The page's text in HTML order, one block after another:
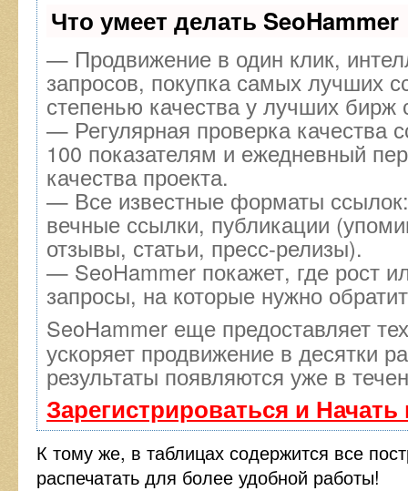
Что умеет делать SeoHammer
— Продвижение в один клик,
запросов, покупка самых лучших
степенью качества у лучших бирж
— Регулярная проверка качества
100 показателям и ежедневный
качества проекта.
— Все известные форматы
вечные ссылки, публикации
отзывы, статьи, пресс-релизы).
— SeoHammer покажет, где рост
запросы, на которые нужно
SeoHammer еще предоставляет
ускоряет продвижение в десятки
результаты появляются уже в
Зарегистрироваться и
К тому же, в таблицах содержится все
распечатать для более удобной работы!